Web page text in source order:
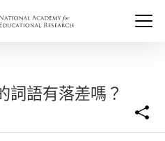
詞語有落差嗎？